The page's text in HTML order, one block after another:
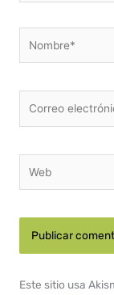
electrónico*
Este sitio usa